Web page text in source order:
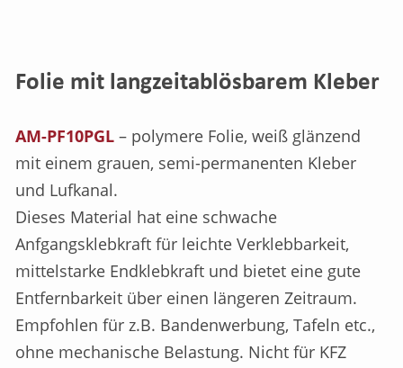
Folie mit langzeitablösbarem Kleber
AM-PF10PGL – polymere Folie, weiß glänzend
mit einem grauen, semi-permanenten Kleber
und Lufkanal.
Dieses Material hat eine schwache
Anfgangsklebkraft für leichte Verklebbarkeit,
mittelstarke Endklebkraft und bietet eine gute
Entfernbarkeit über einen längeren Zeitraum.
Empfohlen für z.B. Bandenwerbung, Tafeln etc.,
ohne mechanische Belastung. Nicht für KFZ